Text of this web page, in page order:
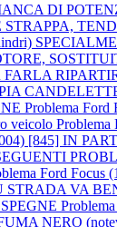
DI
Problema Ford
veicolo
[845] IN
Ford
STRADA VA
NERO